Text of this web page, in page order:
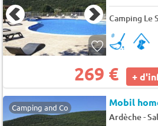
269 € +
Camping and Co
Ardèche-